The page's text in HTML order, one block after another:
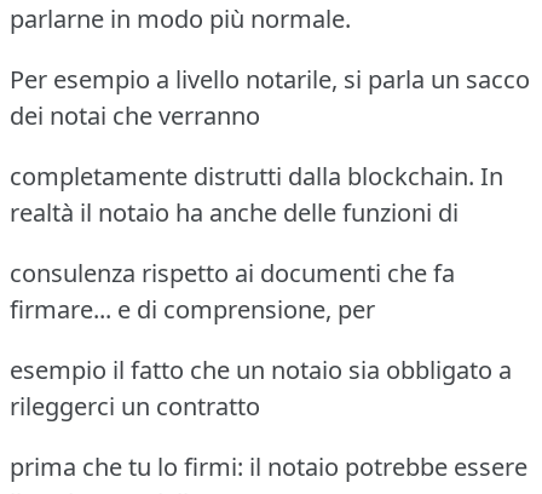
parlarne in modo più normale.
Per esempio a livello notarile, si parla un sacco
dei notai che verranno
completamente distrutti dalla blockchain. In
realtà il notaio ha anche delle funzioni di
consulenza rispetto ai documenti che fa
firmare... e di comprensione, per
esempio il fatto che un notaio sia obbligato a
rileggerci un contratto
prima che tu lo firmi: il notaio potrebbe essere